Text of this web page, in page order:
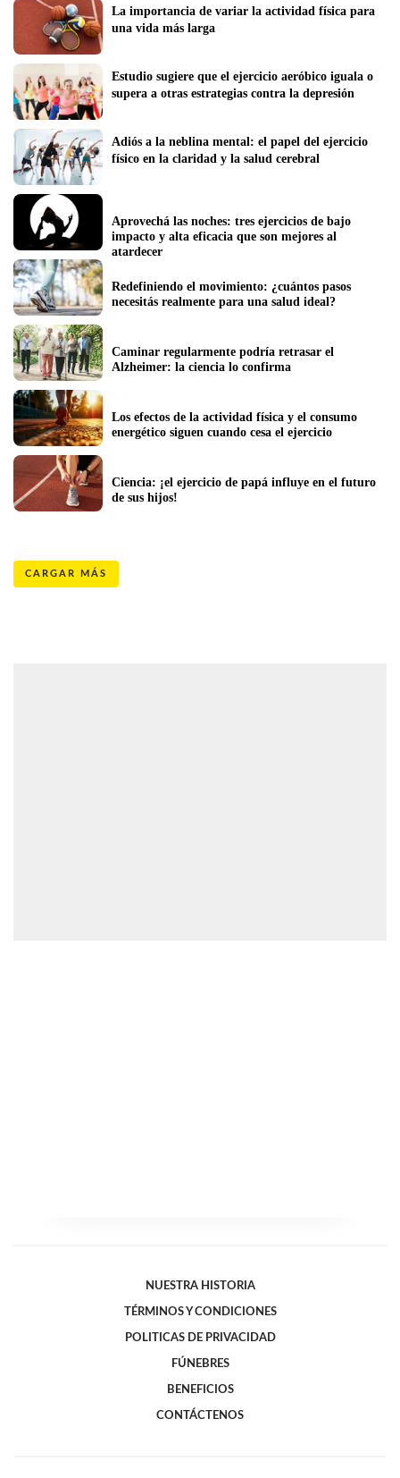
La importancia de variar la actividad física para
una vida más larga
Estudio sugiere que el ejercicio aeróbico iguala o
supera a otras estrategias contra la depresión
Adiós a la neblina mental: el papel del ejercicio
físico en la claridad y la salud cerebral
Aprovechá las noches: tres ejercicios de bajo
impacto y alta eficacia que son mejores al
atardecer
Redefiniendo el movimiento: ¿cuántos pasos
necesitás realmente para una salud ideal?
Caminar regularmente podría retrasar el
Alzheimer: la ciencia lo confirma
Los efectos de la actividad física y el consumo
energético siguen cuando cesa el ejercicio
Ciencia: ¡el ejercicio de papá influye en el futuro
de sus hijos!
CARGAR MÁS
NUESTRA HISTORIA
TÉRMINOS Y CONDICIONES
POLITICAS DE PRIVACIDAD
FÚNEBRES
BENEFICIOS
CONTÁCTENOS